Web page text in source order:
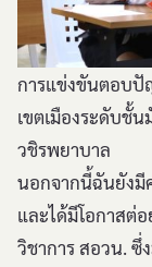
การแข่งขันตอบปั
เขตเมืองระดับชั้
วชิรพยาบาล
นอกจากนี้ฉันยังมี
และได้มีโอกาสต่อ
วิชาการ สอวน. ซึ่